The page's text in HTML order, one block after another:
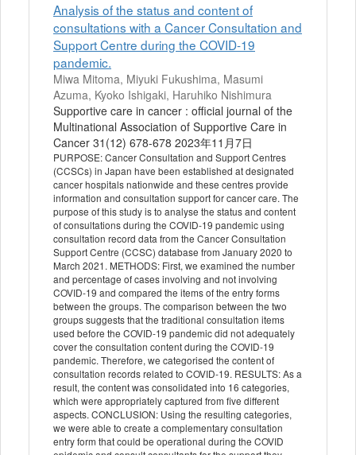
Analysis of the status and content of
consultations with a Cancer Consultation and
Support Centre during the COVID-19
pandemic.
Miwa Mitoma, Miyuki Fukushima, Masumi
Azuma, Kyoko Ishigaki, Haruhiko Nishimura
Supportive care in cancer : official journal of the
Multinational Association of Supportive Care in
Cancer 31(12) 678-678 2023年11月7日
PURPOSE: Cancer Consultation and Support Centres
(CCSCs) in Japan have been established at designated
cancer hospitals nationwide and these centres provide
information and consultation support for cancer care. The
purpose of this study is to analyse the status and content
of consultations during the COVID-19 pandemic using
consultation record data from the Cancer Consultation
Support Centre (CCSC) database from January 2020 to
March 2021. METHODS: First, we examined the number
and percentage of cases involving and not involving
COVID-19 and compared the items of the entry forms
between the groups. The comparison between the two
groups suggests that the traditional consultation items
used before the COVID-19 pandemic did not adequately
cover the consultation content during the COVID-19
pandemic. Therefore, we categorised the content of
consultation records related to COVID-19. RESULTS: As a
result, the content was consolidated into 16 categories,
which were appropriately captured from five different
aspects. CONCLUSION: Using the resulting categories,
we were able to create a complementary consultation
entry form that could be operational during the COVID